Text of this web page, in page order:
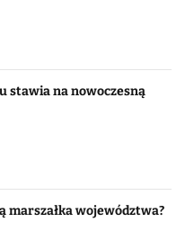
stawia na nowoczesną
marszałka województwa?